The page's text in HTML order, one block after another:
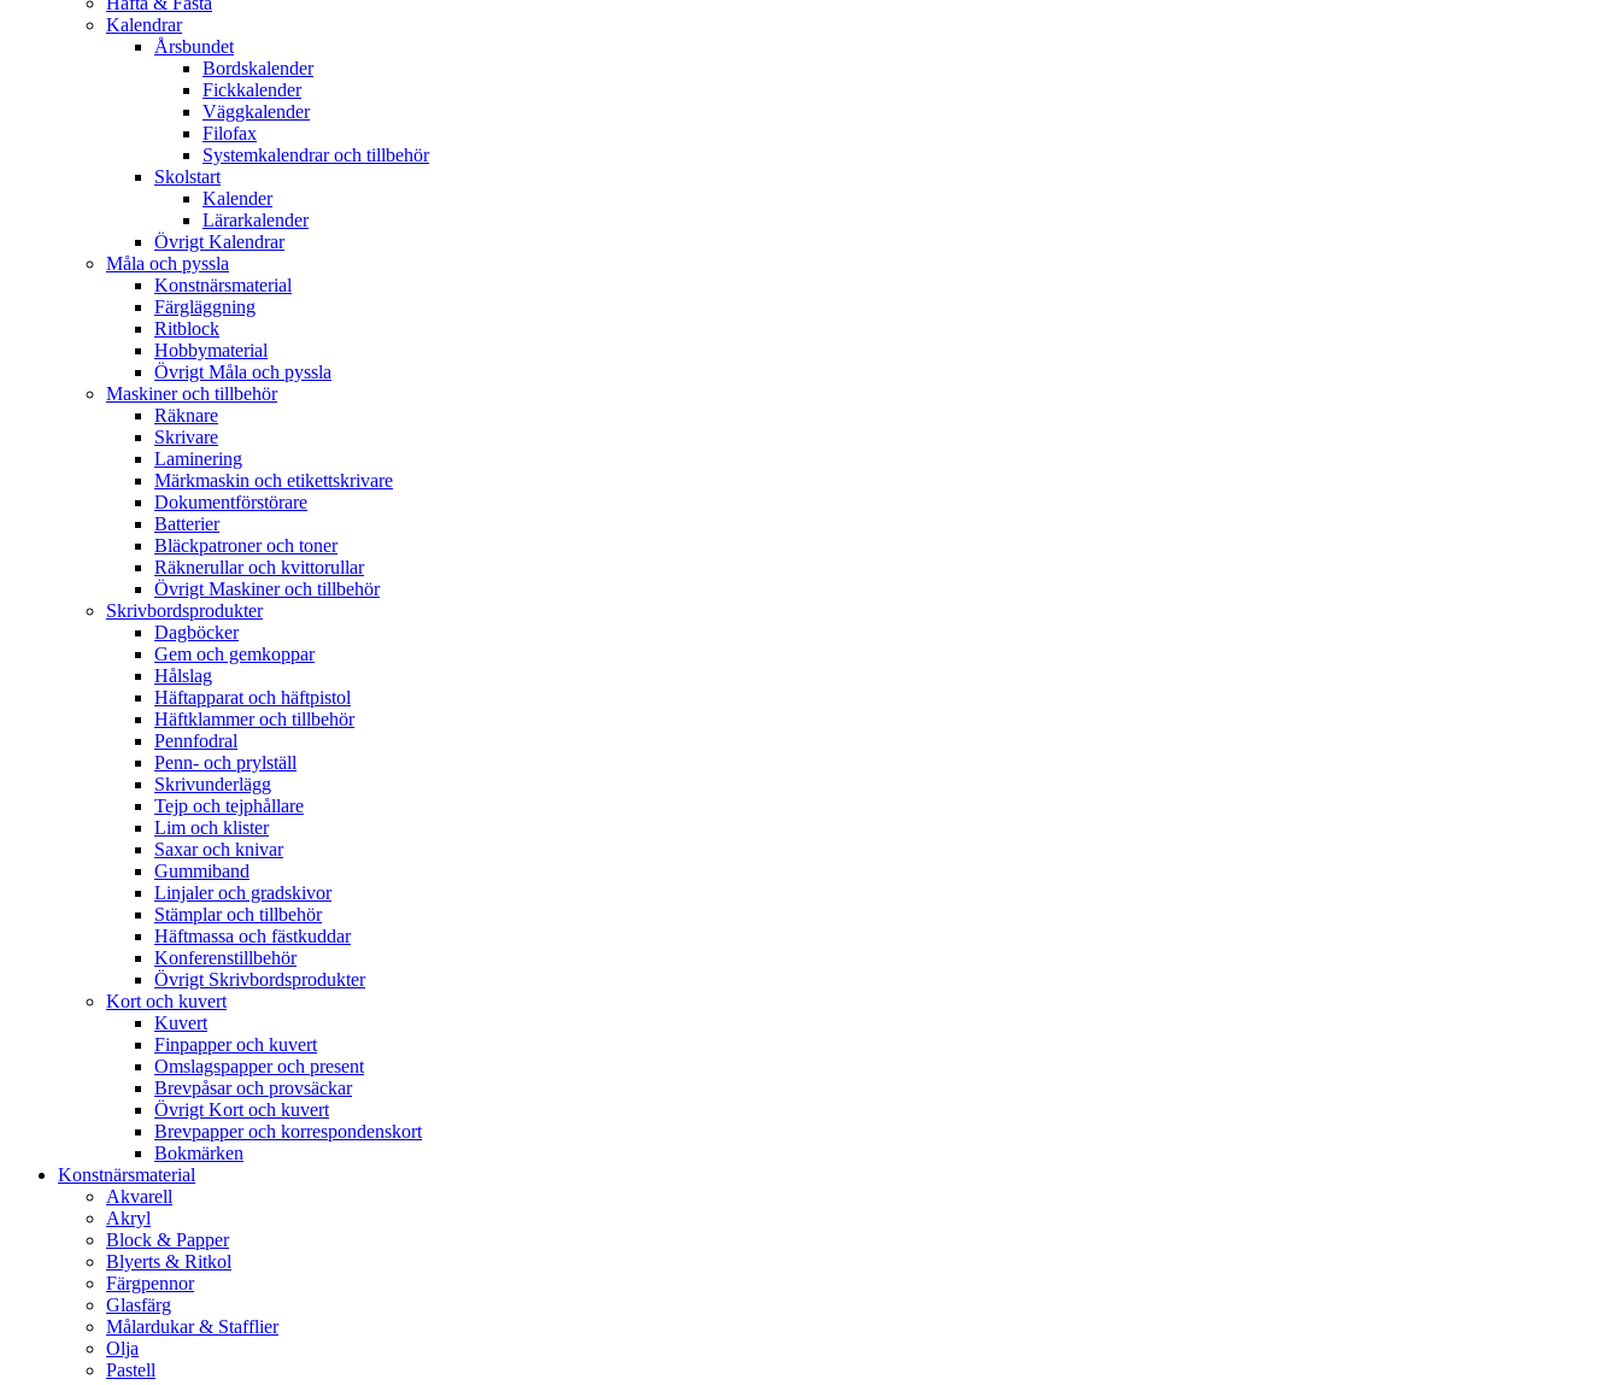
Kalendrar
Årsbundet
Bordskalender
Fickkalender
Väggkalender
Filofax
Systemkalendrar och tillbehör
Skolstart
Kalender
Lärarkalender
Övrigt Kalendrar
Måla och pyssla
Konstnärsmaterial
Färgläggning
Ritblock
Hobbymaterial
Övrigt Måla och pyssla
Maskiner och tillbehör
Räknare
Skrivare
Laminering
Märkmaskin och etikettskrivare
Dokumentförstörare
Batterier
Bläckpatroner och toner
Räknerullar och kvittorullar
Övrigt Maskiner och tillbehör
Skrivbordsprodukter
Dagböcker
Gem och gemkoppar
Hålslag
Häftapparat och häftpistol
Häftklammer och tillbehör
Pennfodral
Penn- och prylställ
Skrivunderlägg
Tejp och tejphållare
Lim och klister
Saxar och knivar
Gummiband
Linjaler och gradskivor
Stämplar och tillbehör
Häftmassa och fästkuddar
Konferenstillbehör
Övrigt Skrivbordsprodukter
Kort och kuvert
Kuvert
Finpapper och kuvert
Omslagspapper och present
Brevpåsar och provsäckar
Övrigt Kort och kuvert
Brevpapper och korrespondenskort
Bokmärken
Konstnärsmaterial
Akvarell
Akryl
Block & Papper
Blyerts & Ritkol
Färgpennor
Glasfärg
Målardukar & Stafflier
Olja
Pastell